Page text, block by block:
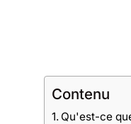
Contenu
Qu'est-ce